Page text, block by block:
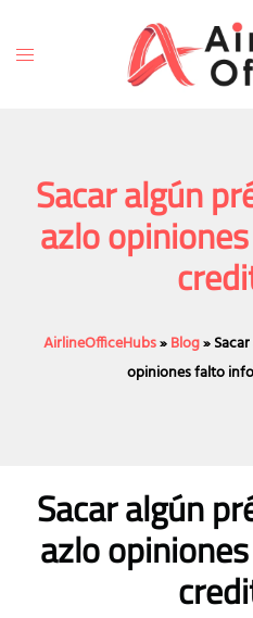
content
Toggle
Sacar algún
azlo
AirlineOfficeHubs»Blog»
opiniones falto
Sacar algún
azlo